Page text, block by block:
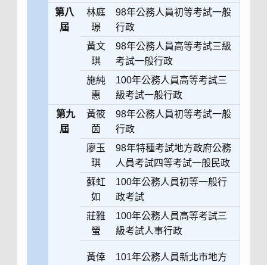
第八
屆
林庭
璟
98年公務人員初等考試一般
行政
黃文
琪
98年公務人員高等考試三級
考試一般行政
施純
惠
100年公務人員高等考試三
級考試一般行政
第九
屆
黃筱
茵
98年公務人員初等考試一般
行政
廖玉
琪
98年特種考試地方政府公務
人員考試四等考試一般民政
蘇虹
如
100年公務人員初等一般行
政考試
莊雅
螢
100年公務人員高等考試三
級考試人事行政
黃倖
101年公務人員新北市地方